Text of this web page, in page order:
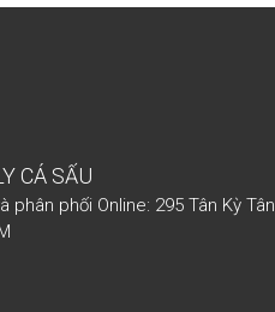
CÁ SẤU
phân phối Online: 295 Tân Kỳ Tân